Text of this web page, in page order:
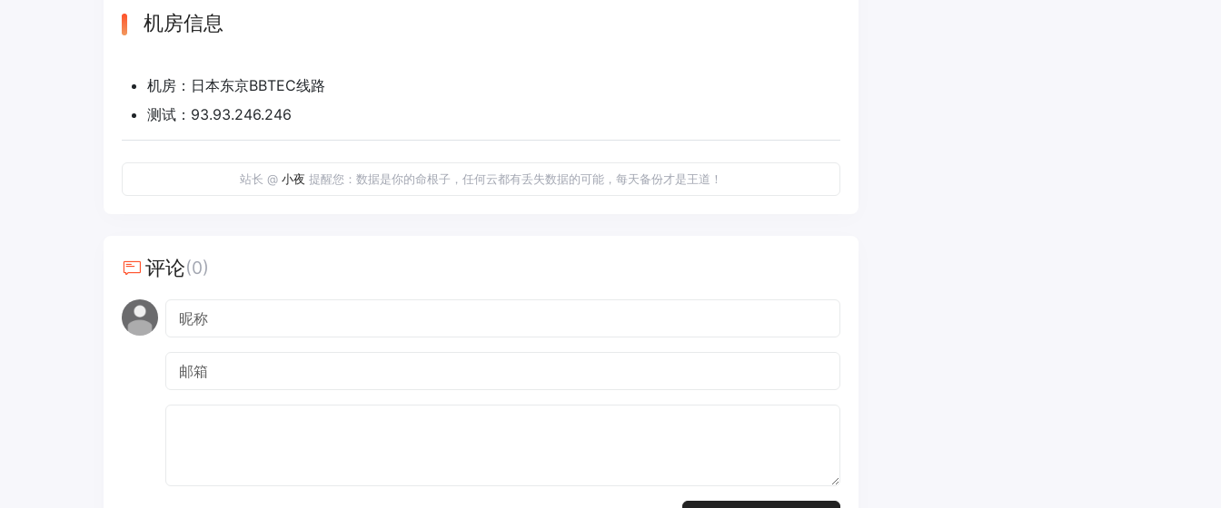
机房信息
机房：日本东京BBTEC线路
测试：93.93.246.246
站长 @ 小夜 提醒您：数据是你的命根子，任何云都有丢失数据的可能，每天备份才是王道！
评论(0)